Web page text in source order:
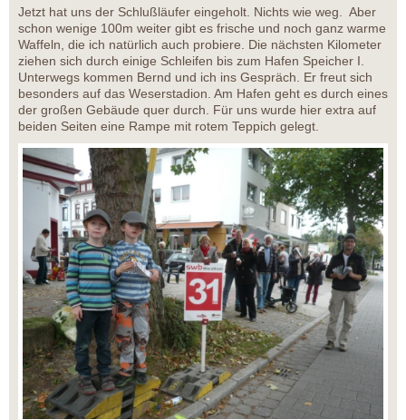
Jetzt hat uns der Schlußläufer eingeholt. Nichts wie weg. Aber
schon wenige 100m weiter gibt es frische und noch ganz warme
Waffeln, die ich natürlich auch probiere. Die nächsten Kilometer
ziehen sich durch einige Schleifen bis zum Hafen Speicher I.
Unterwegs kommen Bernd und ich ins Gespräch. Er freut sich
besonders auf das Weserstadion. Am Hafen geht es durch eines
der großen Gebäude quer durch. Für uns wurde hier extra auf
beiden Seiten eine Rampe mit rotem Teppich gelegt.